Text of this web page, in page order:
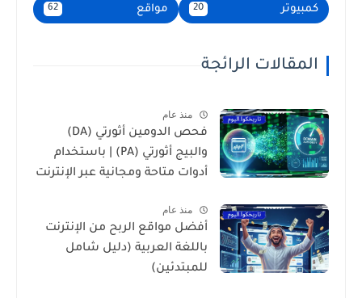
كمبيوتر 20 مواقع 62
المقالات الرائجة
منذ عام
فحص الدومين أثورتي (DA)
والبيج أثورتي (PA) | باستخدام
أدوات متاحة ومجانية عبر الإنترنت
منذ عام
أفضل مواقع الربح من الإنترنت
باللغة العربية (دليل شامل
للمبتدئين)